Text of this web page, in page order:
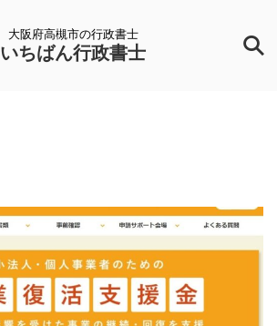
大阪府高槻市の行政書士
いちばん行政書士